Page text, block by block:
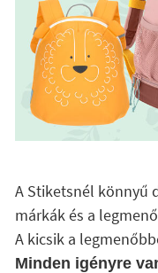
A Stiketsnél könnyű
márkák és a
A kicsik a
Minden igényre